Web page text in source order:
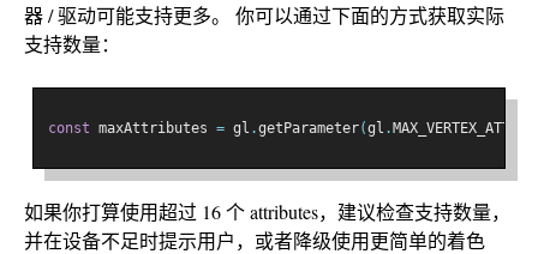
器 / 驱动可能支持更多。 你可以通过下面的方式获取实际
支持数量：
const maxAttributes = gl .getParameter(gl .
如果你打算使用超过 16 个 attributes，建议检查支持数量，
并在设备不足时提示用户，或者降级使用更简单的着色